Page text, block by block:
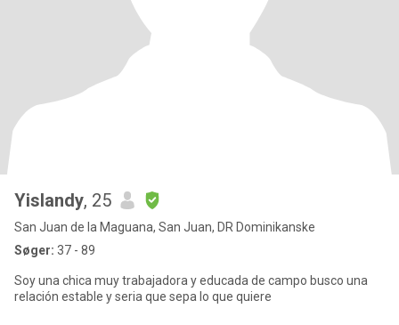
Yislandy, 25
San Juan de la Maguana, San Juan, DR Dominikanske
Søger: 37 - 89
Soy una chica muy trabajadora y educada de campo busco una
relación estable y seria que sepa lo que quiere